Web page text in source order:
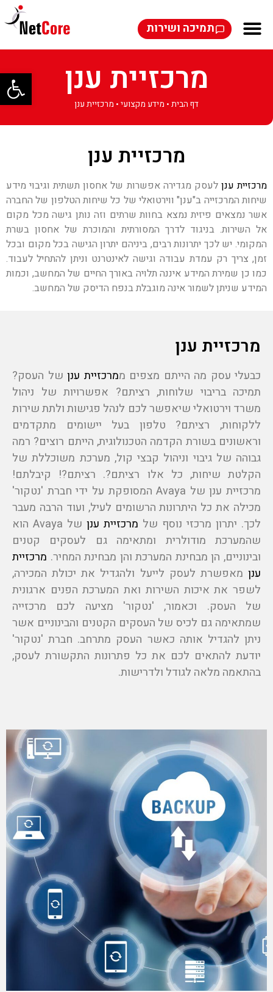
פתח
תמיכה ושירות
מרכזיית ענן
דף הבית • מידע מקצועי • מרכזיית ענן
מרכזיית ענן
מרכזיית ענן לעסק מגדירה אפשרות של אחסון תשתית וגיבוי מידע
שיחות המרכזייה ב"ענן" ווירטואלי של כל שיחות הטלפון של החברה
אשר נמצאים פיזית נמצא בחוות שרתים וזה נותן גישה מכל מקום
אל השירות. בניגוד לדרך המסורתית והמוכרת של אחסון בשרת
המקומי. יש לכך יתרונות רבים, ביניהם יתרון הגישה בכל מקום ובכל
זמן, צריך רק עמדת עבודה וגישה לאינטרנט וניתן להתחיל לעבוד.
כמו כן שמירת המידע איננה תלויה באורך החיים של המחשב, וכמות
המידע שניתן לשמור אינה מוגבלת בנפח הדיסק של המחשב.
מרכזיית ענן
כבעלי עסק מה הייתם מצפים ממרכזיית ענן של העסק?
תמיכה בריבוי שלוחות, רציתם? אפשרויות של ניהול
משרד וירטואלי שיאפשר לכם לנהל פגישות ולתת שירות
ללקוחות, רציתם? טלפון בעל יישומים מתקדמים
וראשונים בשורת הקדמה הטכנולוגית, הייתם רוצים? רמה
גבוהה של גיבוי וניהול קבצי קול, מערכת משוכללת של
הקלטת שיחות, כל אלו רציתם?. רציתם?! קיבלתם!
מרכזיית ענן של Avaya המסופקת על ידי חברת 'נטקור'
מכילה את כל היתרונות הרשומים לעיל, ועוד הרבה מעבר
לכך. יתרון מרכזי נוסף של מרכזיית ענן
של Avaya הוא
שהמערכת מודולרית ומתאימה גם לעסקים קטנים
ובינוניים, הן מבחינת המערכת והן מבחינת המחיר. מרכזיית
ענן מאפשרת לעסק לייעל ולהגדיל את יכולת המכירה,
לשפר את איכות השירות ואת המערכת הפנים ארגונית
של העסק. וכאמור, 'נטקור' מציעה לכם מרכזייה
שמתאימה גם לכיס של העסקים הקטנים והבינוניים אשר
ניתן להגדיל אותה כאשר העסק מתרחב. חברת 'נטקור'
יודעת להתאים לכם את כל פתרונות התקשורת לעסק,
בהתאמה מלאה לגודל ולדרישות.